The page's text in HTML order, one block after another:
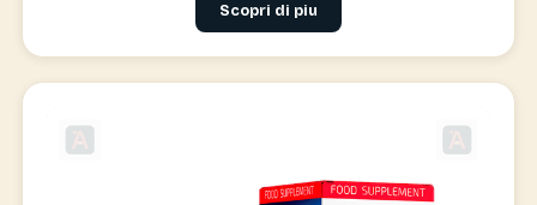
Scopri di piu